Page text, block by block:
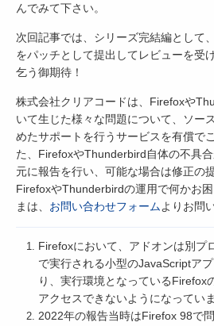
んでみて下さい。
次回記事では、シリーズ完結編として
をパッチとして提出してレビューを受
乞う御期待！
株式会社クリアコードは、Firefoxや
いて生じた様々な問題について、ソー
めたサポートを行うサービスを有償で
た、FirefoxやThunderbird自体の不具
元に報告を行い、可能な場合は修正の
FirefoxやThunderbirdの運用で何かお
まは、 お問い合わせフォームよりお問
Firefoxにおいて、アドオンは別プ
で実行される小型のJavaScriptア
り、実行環境となっているFirefox
アクセスできないようになってい
2022年の報告当時はFirefox 98で